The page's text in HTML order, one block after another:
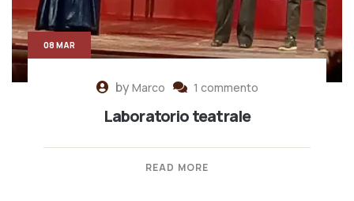
byMarco 1 commento
Laboratorio teatrale
READ MORE
08 MAR